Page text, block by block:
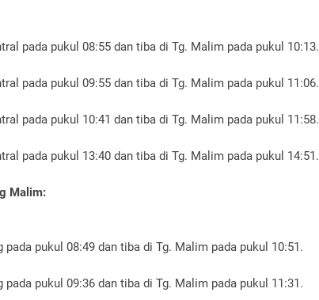
pada pukul 08:55 dan tiba di Tg. Malim pada pukul 10:13.
pada pukul 09:55 dan tiba di Tg. Malim pada pukul 11:06.
pada pukul 10:41 dan tiba di Tg. Malim pada pukul 11:58.
pada pukul 13:40 dan tiba di Tg. Malim pada pukul 14:51.
Malim:
pukul 08:49 dan tiba di Tg. Malim pada pukul 10:51.
pukul 09:36 dan tiba di Tg. Malim pada pukul 11:31.